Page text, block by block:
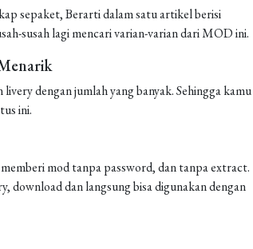
sepaket, Berarti dalam satu artikel berisi
susah lagi mencari varian-varian dari MOD ini.
dengan jumlah yang banyak. Sehingga kamu
ini.
mod tanpa password, dan tanpa extract.
download dan langsung bisa digunakan dengan